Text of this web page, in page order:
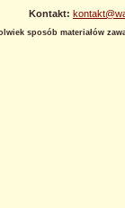
Kontakt:
sposób materiałów